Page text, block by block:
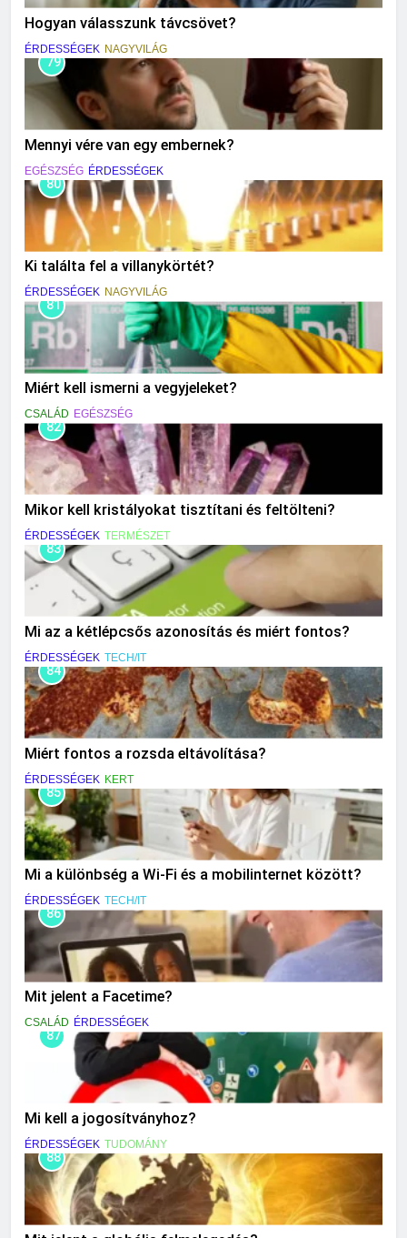
Hogyan válasszunk távcsövet?
ÉRDESSÉGEK NAGYVILÁG
79
Mennyi vére van egy embernek?
EGÉSZSÉG ÉRDESSÉGEK
80
Ki találta fel a villanykörtét?
ÉRDESSÉGEK NAGYVILÁG
81
Miért kell ismerni a vegyjeleket?
CSALÁD EGÉSZSÉG
82
Mikor kell kristályokat tisztítani és feltölteni?
ÉRDESSÉGEK TERMÉSZET
83
Mi az a kétlépcsős azonosítás és miért fontos?
ÉRDESSÉGEK TECH/IT
84
Miért fontos a rozsda eltávolítása?
ÉRDESSÉGEK KERT
85
Mi a különbség a Wi-Fi és a mobilinternet között?
ÉRDESSÉGEK TECH/IT
86
Mit jelent a Facetime?
CSALÁD ÉRDESSÉGEK
87
Mi kell a jogosítványhoz?
ÉRDESSÉGEK TUDOMÁNY
88